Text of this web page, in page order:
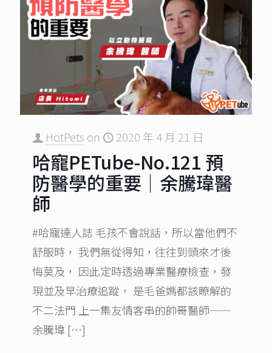
HotPets on 2020 年 4 月 21 日
哈寵PETube-No.121 預
防醫學的重要｜余騰瑋醫
師
#哈寵達人誌 毛孩不會說話，所以當他們不
舒服時， 我們無從得知，往往到頭來才後
悔莫及， 因此定時透過專業醫療檢查，發
現並及早治療追蹤， 是毛爸媽都該瞭解的
不二法門 上一集友情客串的帥哥醫師——
余騰瑋 […]